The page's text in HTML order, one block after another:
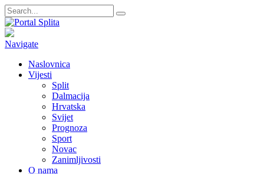
Navigate
Naslovnica
Vijesti
Split
Dalmacija
Hrvatska
Svijet
Prognoza
Sport
Novac
Zanimljivosti
O nama